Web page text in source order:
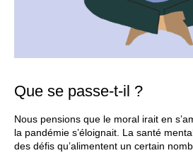
Que se passe-t-il ?
Nous pensions que le moral irait en
la pandémie s’éloignait. La santé
des défis qu’alimentent un certain